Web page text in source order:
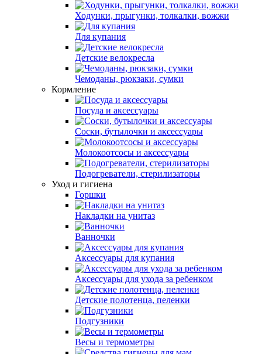
Ходунки, прыгунки, толкалки, вожжи
Для купания
Детские велокресла
Чемоданы, рюкзаки, сумки
Кормление
Посуда и аксессуары
Соски, бутылочки и аксессуары
Молокоотсосы и аксессуары
Подогреватели, стерилизаторы
Уход и гигиена
Горшки
Накладки на унитаз
Ванночки
Аксессуары для купания
Аксессуары для ухода за ребенком
Детские полотенца, пеленки
Подгузники
Весы и термометры